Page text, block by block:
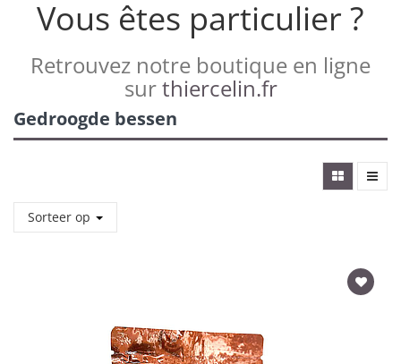
Vous êtes particulier ?
Retrouvez notre boutique en ligne
surthiercelin.fr
Gedroogde bessen
Sorteer op